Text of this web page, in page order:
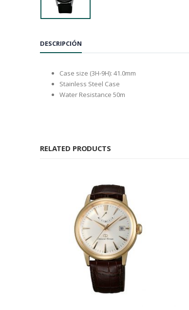
DESCRIPCIÓN
Case size (3H-9H): 41.0mm
Stainless Steel Case
Water Resistance 50m
RELATED PRODUCTS